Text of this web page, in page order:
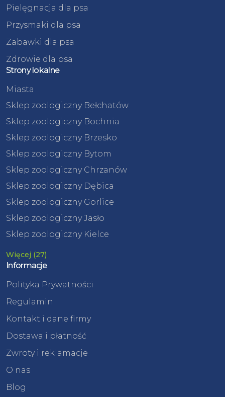
Pielęgnacja dla psa
Przysmaki dla psa
Zabawki dla psa
Zdrowie dla psa
Strony lokalne
Miasta
Sklep zoologiczny Bełchatów
Sklep zoologiczny Bochnia
Sklep zoologiczny Brzesko
Sklep zoologiczny Bytom
Sklep zoologiczny Chrzanów
Sklep zoologiczny Dębica
Sklep zoologiczny Gorlice
Sklep zoologiczny Jasło
Sklep zoologiczny Kielce
Więcej (27)
Informacje
Polityka Prywatności
Regulamin
Kontakt i dane firmy
Dostawa i płatność
Zwroty i reklamacje
O nas
Blog